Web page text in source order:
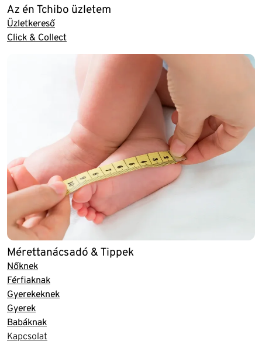
Az én Tchibo üzletem
Üzletkereső
Click & Collect
Mérettanácsadó & Tippek
Nőknek
Férfiaknak
Gyerekeknek
Gyerek
Babáknak
Kapcsolat